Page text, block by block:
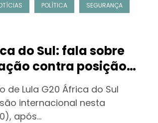
POLÍTICA SEGURANÇA
do Sul: fala sobre
contra posição
de Lula G20 África do Sul
internacional nesta
após…